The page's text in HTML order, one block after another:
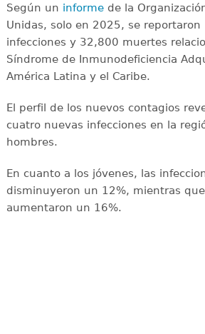
Según un informede la
Unidas, solo en 2025, se
infecciones y 32,800 muertes
Síndrome de Inmunodeficiencia
América Latina y el Caribe.
El perfil de los nuevos contagios
cuatro nuevas infecciones en la
hombres.
En cuanto a los jóvenes, las
disminuyeron un 12%, mientras
aumentaron un 16%.